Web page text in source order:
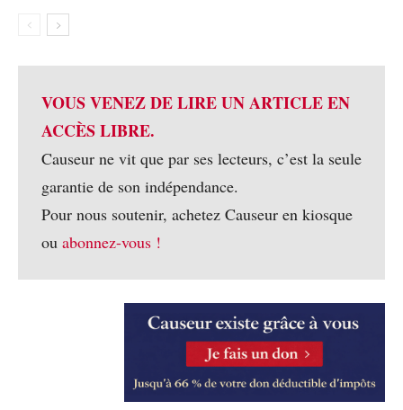
VOUS VENEZ DE LIRE UN ARTICLE EN
ACCÈS LIBRE.
Causeur ne vit que par ses lecteurs, c’est la seule
garantie de son indépendance.
Pour nous soutenir, achetez Causeur en kiosque
ou abonnez-vous !